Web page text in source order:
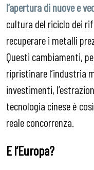
l’apertura di nuove e
cultura del riciclo dei
recuperare i metalli
Questi cambiamenti,
ripristinare l’industria
investimenti,
tecnologia cinese è
reale concorrenza.
E l’Europa?